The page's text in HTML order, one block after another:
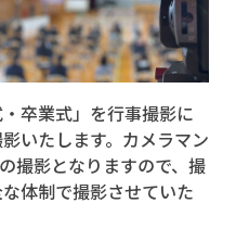
卒業式」を行事撮影に
いたします。カメラマン
撮影となりますので、撮
体制で撮影させていた